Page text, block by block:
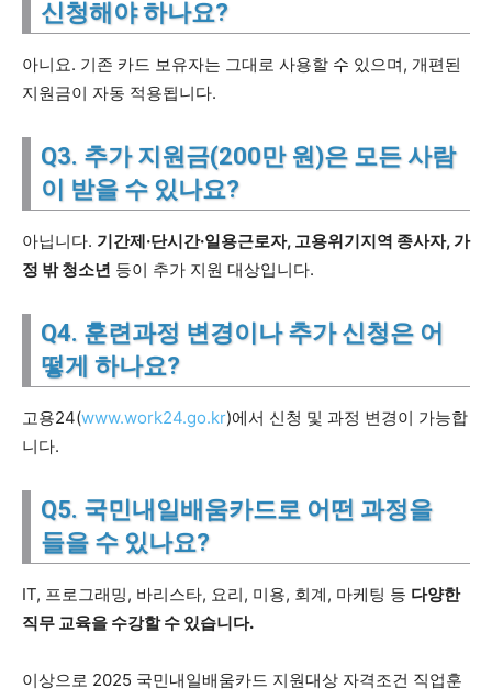
신청해야 하나요?
아니요. 기존 카드 보유자는 그대로 사용할 수 있으며, 개편된
지원금이 자동 적용됩니다.
Q3. 추가 지원금(200만 원)은 모든 사람
이 받을 수 있나요?
아닙니다. 기간제·단시간·일용근로자, 고용위기지역 종사자, 가
정 밖 청소년 등이 추가 지원 대상입니다.
Q4. 훈련과정 변경이나 추가 신청은 어
떻게 하나요?
고용24(www.work24.go.kr)에서 신청 및 과정 변경이 가능합
니다.
Q5. 국민내일배움카드로 어떤 과정을
들을 수 있나요?
IT, 프로그래밍, 바리스타, 요리, 미용, 회계, 마케팅 등 다양한
직무 교육을 수강할 수 있습니다.
이상으로 2025 국민내일배움카드 지원대상 자격조건 직업훈